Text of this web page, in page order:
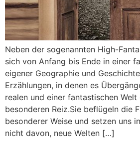
Neben der sogenannten High-
sich von Anfang bis Ende in einer
eigener Geographie und
Erzählungen, in denen es
realen und einer fantastischen
besonderen Reiz.Sie beflügeln die
besonderer Weise und setzen uns
nicht davon, neue Welten […]